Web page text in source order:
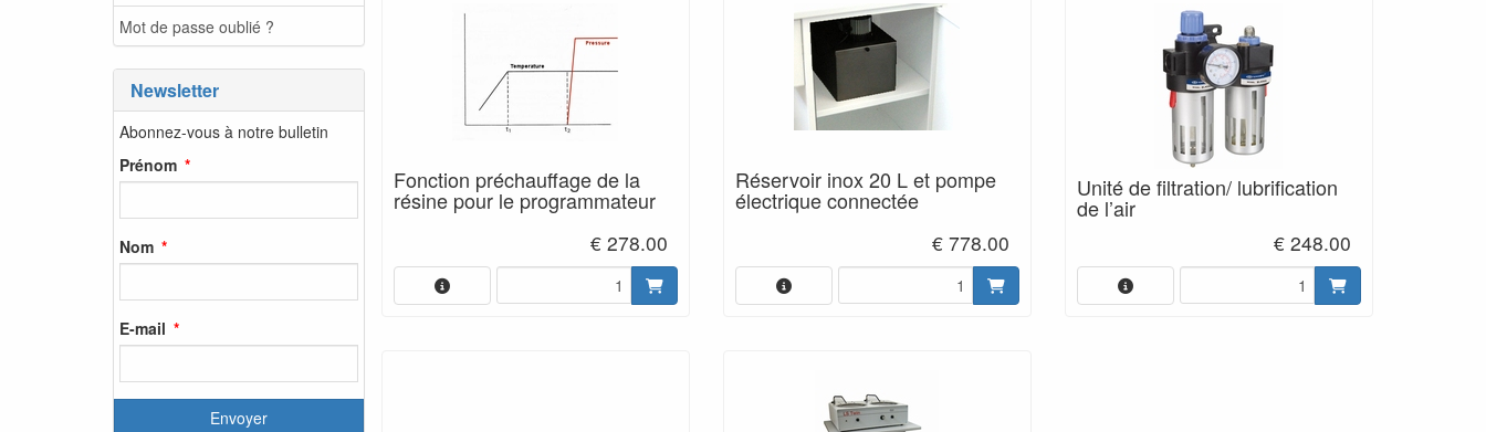
Mot de passe oublié ?
Newsletter
Abonnez-vous à notre bulletin
Prénom
Nom
E-mail
Fonction préchauffage de la
résine pour le programmateur
€ 278.00
Réservoir inox 20 L et pompe
électrique connectée
€ 778.00
Unité de filtration/ lubrification
de l’air
€ 248.00